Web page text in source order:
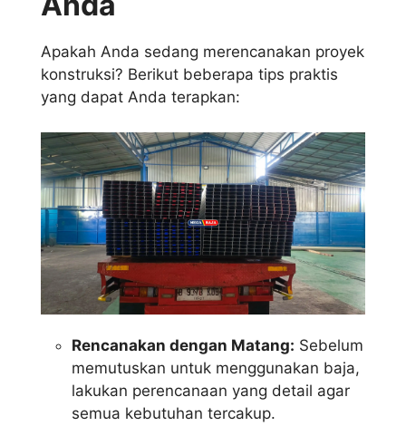
Apakah Anda sedang merencanakan proyek
konstruksi? Berikut beberapa tips praktis
yang dapat Anda terapkan:
Rencanakan dengan Matang: Sebelum
memutuskan untuk menggunakan baja,
lakukan perencanaan yang detail agar
semua kebutuhan tercakup.